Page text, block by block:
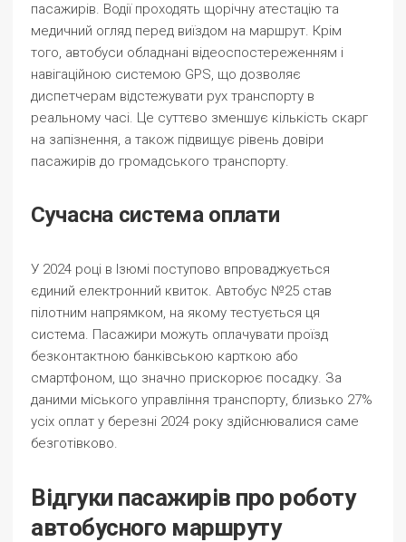
пасажирів. Водії проходять щорічну атестацію та
медичний огляд перед виїздом на маршрут. Крім
того, автобуси обладнані відеоспостереженням і
навігаційною системою GPS, що дозволяє
диспетчерам відстежувати рух транспорту в
реальному часі. Це суттєво зменшує кількість скарг
на запізнення, а також підвищує рівень довіри
пасажирів до громадського транспорту.
Сучасна система оплати
У 2024 році в Ізюмі поступово впроваджується
єдиний електронний квиток. Автобус №25 став
пілотним напрямком, на якому тестується ця
система. Пасажири можуть оплачувати проїзд
безконтактною банківською карткою або
смартфоном, що значно прискорює посадку. За
даними міського управління транспорту, близько 27%
усіх оплат у березні 2024 року здійснювалися саме
безготівково.
Відгуки пасажирів про роботу
автобусного маршруту